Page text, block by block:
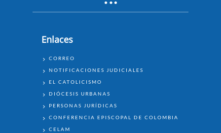
Enlaces
ENLACES
CORREO
NOTIFICACIONES JUDICIALES
EL CATOLICISMO
DIÓCESIS URBANAS
PERSONAS JURÍDICAS
CONFERENCIA EPISCOPAL DE COLOMBIA
CELAM